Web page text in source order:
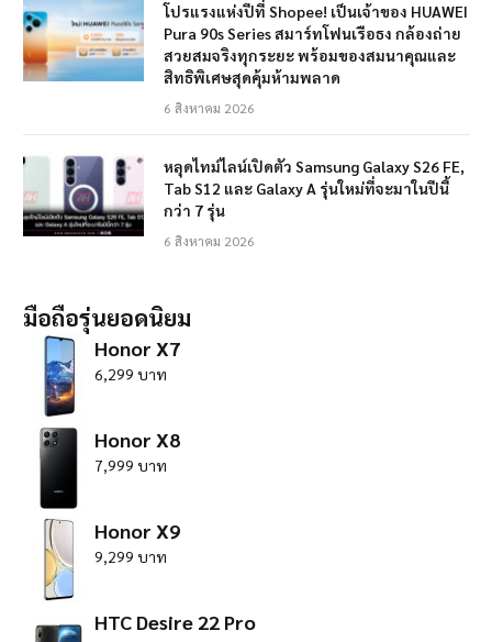
โปรแรงแห่งปีที่ Shopee! เป็นเจ้าของ HUAWEI
Pura 90s Series สมาร์ทโฟนเรือธง กล้องถ่าย
สวยสมจริงทุกระยะ พร้อมของสมนาคุณและ
สิทธิพิเศษสุดคุ้มห้ามพลาด
6 สิงหาคม 2026
หลุดไทม์ไลน์เปิดตัว Samsung Galaxy S26 FE,
Tab S12 และ Galaxy A รุ่นใหม่ที่จะมาในปีนี้
กว่า 7 รุ่น
6 สิงหาคม 2026
มือถือรุ่นยอดนิยม
Honor X7
6,299 บาท
Honor X8
7,999 บาท
Honor X9
9,299 บาท
HTC Desire 22 Pro